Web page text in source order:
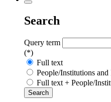
Search
Query term
(*)
Full text
People/Institutions and
Full text + People/